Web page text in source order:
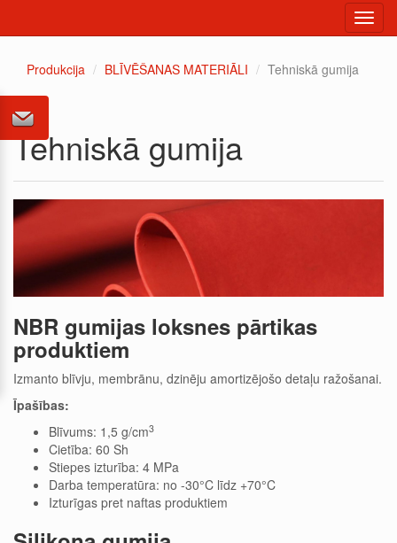
Produkcija
BLĪVĒŠANAS MATERIĀLI Tehniskā gumija
Tehniskā gumija
NBR gumijas loksnes pārtikas
produktiem
Izmanto blīvju, membrānu, dzinēju amortizējošo detaļu ražošanai.
Īpašības:
Blīvums: 1,5 g/cm3
Cietība: 60 Sh
Stiepes izturība: 4 MPa
Darba temperatūra: no -30°C līdz +70°C
Izturīgas pret naftas produktiem